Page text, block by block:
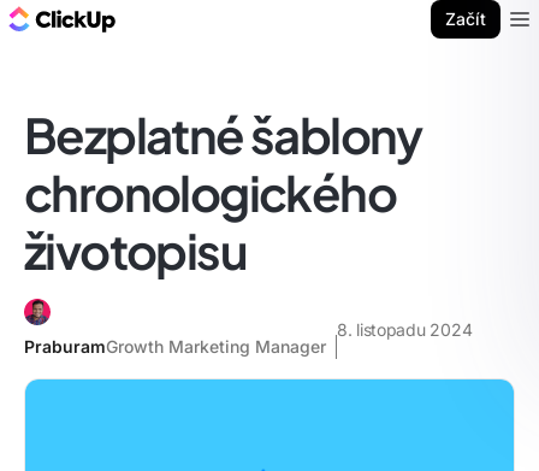
Začít
Bezplatné šablony
chronologického
životopisu
PraburamGrowth Marketing Manager
8. listopadu 2024